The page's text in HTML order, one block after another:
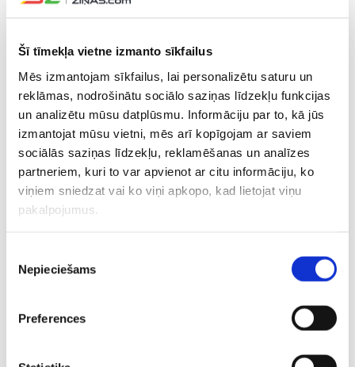
Šī tīmekļa vietne izmanto sīkfailus
Mēs izmantojam sīkfailus, lai personalizētu saturu un
reklāmas, nodrošinātu sociālo saziņas līdzekļu funkcijas
un analizētu mūsu datplūsmu. Informāciju par to, kā jūs
izmantojat mūsu vietni, mēs arī kopīgojam ar saviem
sociālās saziņas līdzekļu, reklamēšanas un analīzes
partneriem, kuri to var apvienot ar citu informāciju, ko
viņiem sniedzat vai ko viņi apkopo, kad lietojat viņu
pakalpojumus.
izvēle
Nepieciešams
Preferences
CITAS ZIŅAS NO ŠĪS KATEGORIJAS
Stroda pārstāvētā
“Bohemians” KL
kvalifikācijas mačā
zaudē Dānijas
klubam
Baumām pielikts
punkts – Brazīlijas
ilgtermiņa līgumu ar
“Riga”
“Skonto”
nosargā